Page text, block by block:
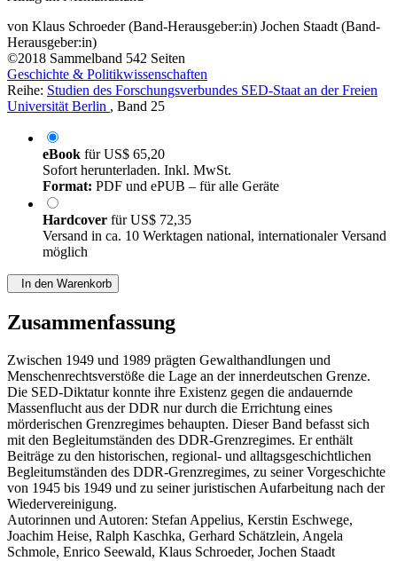
von Klaus Schroeder (Band-Herausgeber:in) Jochen Staadt (Band-
Herausgeber:in)
©2018 Sammelband 542 Seiten
Geschichte & Politikwissenschaften
Reihe: Studien des Forschungsverbundes SED-Staat an der Freien
Universität Berlin , Band 25
eBook fürUS$ 65,20
Sofort herunterladen. Inkl. MwSt.
Format: PDF und ePUB – für alle Geräte
Hardcover fürUS$ 72,35
Versand in ca. 10 Werktagen national, internationaler Versand
möglich
In den Warenkorb
Zusammenfassung
Zwischen 1949 und 1989 prägten Gewalthandlungen und
Menschenrechtsverstöße die Lage an der innerdeutschen Grenze.
Die SED-Diktatur konnte ihre Existenz gegen die andauernde
Massenflucht aus der DDR nur durch die Errichtung eines
mörderischen Grenzregimes behaupten. Dieser Band befasst sich
mit den Begleitumständen des DDR-Grenzregimes. Er enthält
Beiträge zu den historischen, regional- und alltagsgeschichtlichen
Begleitumständen des DDR-Grenzregimes, zu seiner Vorgeschichte
von 1945 bis 1949 und zu seiner juristischen Aufarbeitung nach der
Wiedervereinigung.
Autorinnen und Autoren: Stefan Appelius, Kerstin Eschwege,
Joachim Heise, Ralph Kaschka, Gerhard Schätzlein, Angela
Schmole, Enrico Seewald, Klaus Schroeder, Jochen Staadt